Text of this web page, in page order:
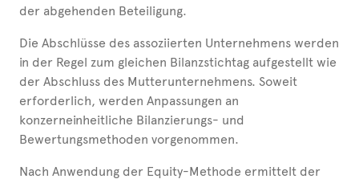
der abgehenden Beteiligung.
Die Abschlüsse des assoziierten Unternehmens werden
in der Regel zum gleichen Bilanzstichtag aufgestellt wie
der Abschluss des Mutterunternehmens. Soweit
erforderlich, werden Anpassungen an
konzerneinheitliche Bilanzierungs- und
Bewertungsmethoden vorgenommen.
Nach Anwendung der Equity-Methode ermittelt der